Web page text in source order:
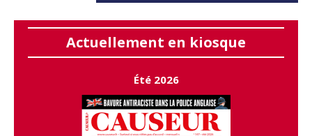
Actuellement en kiosque
Été 2026